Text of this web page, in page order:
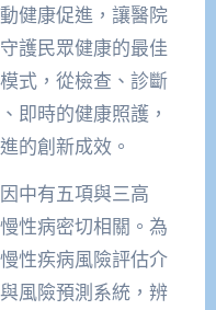
健康促進，讓醫院
護民眾健康的最佳
式，從檢查、診斷
即時的健康照護，
的創新成效。
中有五項與三高
性病密切相關。為
性疾病風險評估介
風險預測系統，辨